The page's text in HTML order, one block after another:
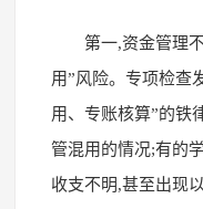
第一,资金管理
用”风险。专项检查
用、专账核算”的铁
管混用的情况;有的
收支不明,甚至出现